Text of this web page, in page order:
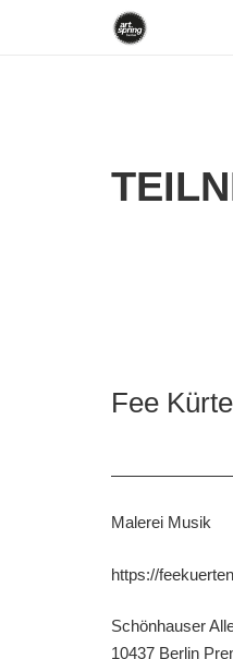
Fee
Malerei Musik
https://
Schönhauser
10437 Berlin